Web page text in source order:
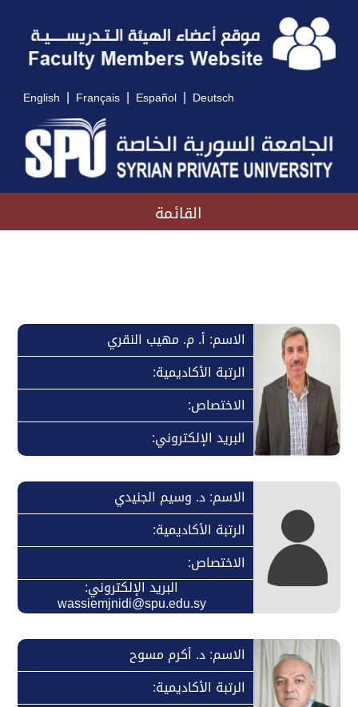
English | Français | Español | Deutsch
القائمة
الاسم: أ. م. مهيب النقري
الرتبة الأكاديمية:
الاختصاص:
البريد الإلكتروني:
الاسم: د. وسيم الجنيدي
الرتبة الأكاديمية:
الاختصاص:
البريد الإلكتروني:
wassiemjnidi@spu.edu.sy
الاسم: د. أكرم مسوح
الرتبة الأكاديمية: